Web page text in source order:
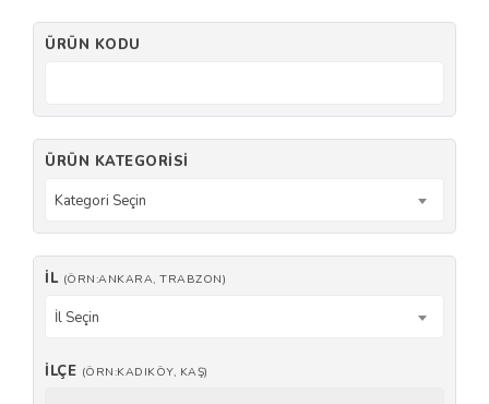
ÜRÜN KODU
ÜRÜN KATEGORISI
Kategori Seçin
İL (ÖRN:ANKARA, TRABZON)
İl Seçin
İLÇE (ÖRN:KADIKÖY, KAŞ)